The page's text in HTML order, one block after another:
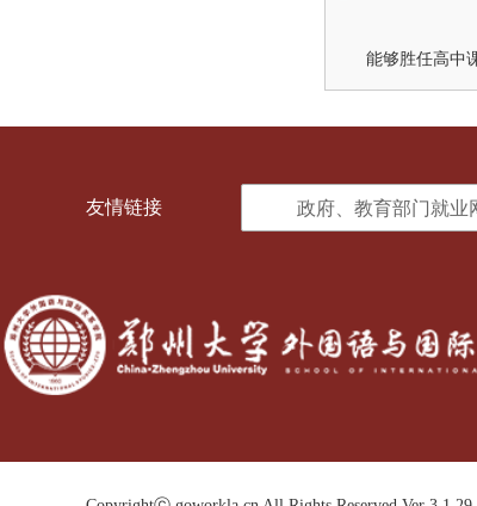
能够胜任高中
友情链接 政府、教育部门就业